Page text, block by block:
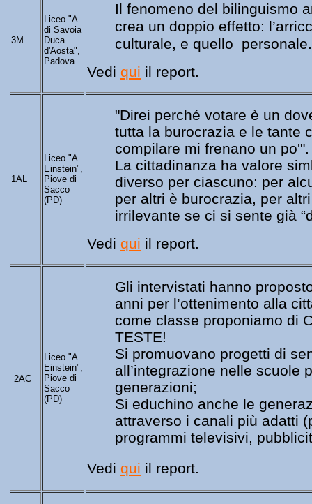
3M
Liceo "A.
di Savoia
Duca
d'Aosta",
Padova
Il fenomeno del bilinguismo
crea un doppio effetto:
culturale, e quello  personale.
Vedi qui il report.
1AL
Liceo "A.
Einstein",
Piove di
Sacco
(PD)
"Direi perché votare è un
tutta la burocrazia e le tante
compilare mi frenano un po'".
La cittadinanza ha valore
diverso per ciascuno: per
per altri è burocrazia, per
irrilevante se ci si sente già
Vedi qui il report.
2AC
Liceo "A.
Einstein",
Piove di
Sacco
(PD)
Gli intervistati hanno
anni per l’ottenimento alla
come classe proponiamo di
TESTE!
Si promuovano progetti di
all’integrazione nelle scuole
generazioni;
Si educhino anche le
attraverso i canali più adatti
programmi televisivi,
Vedi qui il report.